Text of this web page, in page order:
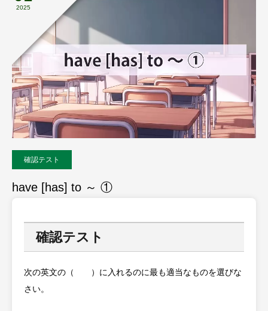
2025
確認テスト
have [has] to ～ ①
確認テスト
次の英文の（ ）に入れるのに最も適当なものを選びな
さい。